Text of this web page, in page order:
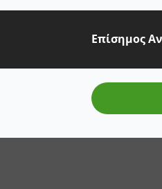
Art Moto
Auvray
AXP Racing
Επίσημος